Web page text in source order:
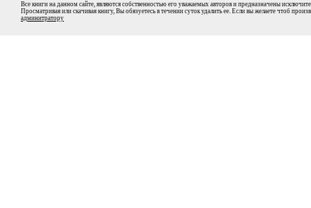
Все книги на данном сайте, являются собственностью его уважаемых авторов и предназначены
Просматривая или скачивая книгу, Вы обязуетесь в течении суток удалить ее. Если вы желаете чтоб
админитратору